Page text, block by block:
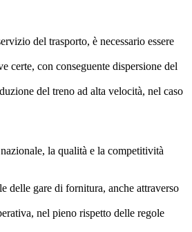
del trasporto, è necessario essere
con conseguente dispersione del
del treno ad alta velocità, nel caso
la qualità e la competitività
delle gare di fornitura, anche attraverso
nel pieno rispetto delle regole